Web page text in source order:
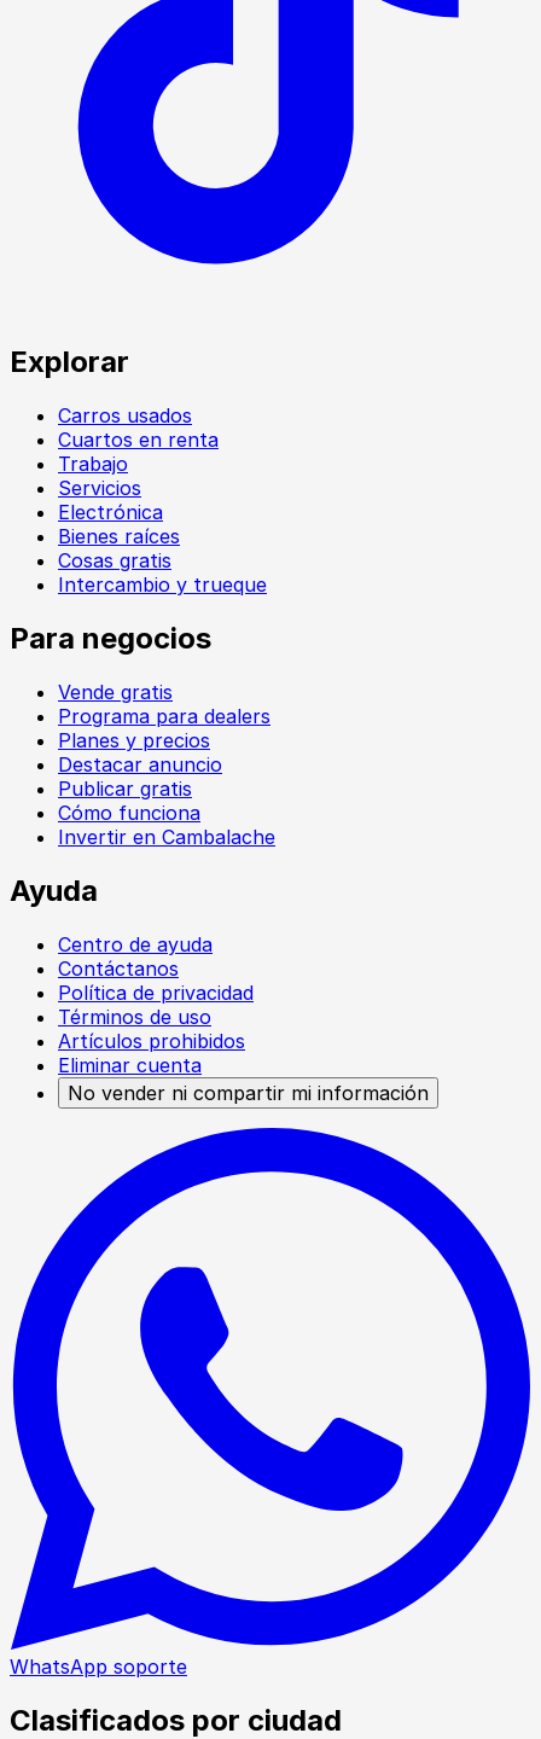
Explorar
Carros usados
Cuartos en renta
Trabajo
Servicios
Electrónica
Bienes raíces
Cosas gratis
Intercambio y trueque
Para negocios
Vende gratis
Programa para dealers
Planes y precios
Destacar anuncio
Publicar gratis
Cómo funciona
Invertir en Cambalache
Ayuda
Centro de ayuda
Contáctanos
Política de privacidad
Términos de uso
Artículos prohibidos
Eliminar cuenta
No vender ni compartir mi información
WhatsApp soporte
Clasificados por ciudad